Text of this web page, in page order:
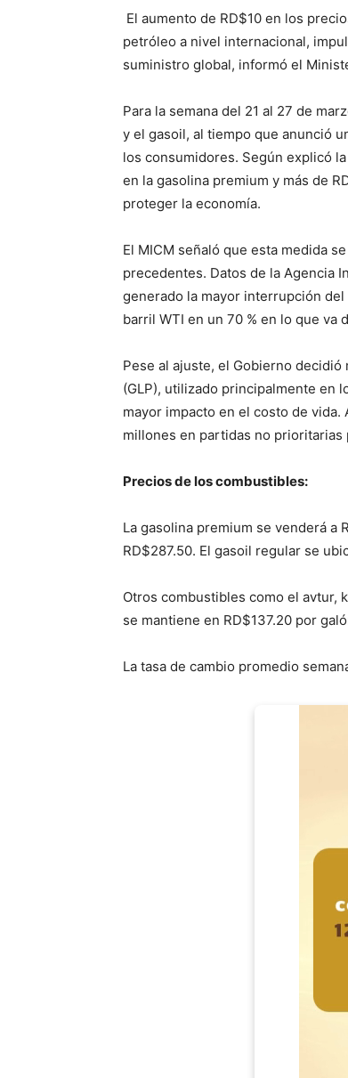
El aumento de RD$10 en los
petróleo a nivel internacional,
suministro global, informó el
Para la semana del 21 al 27 de
y el gasoil, al tiempo que anunció
los consumidores. Según explicó
en la gasolina premium y más de
proteger la economía.
El MICM señaló que esta medida
precedentes. Datos de la Agencia
generado la mayor interrupción
barril WTI en un 70 % en lo que va
Pese al ajuste, el Gobierno
(GLP), utilizado principalmente en
mayor impacto en el costo de
millones en partidas no
Precios de los combustibles:
La gasolina premium se venderá a
RD$287.50. El gasoil regular se
Otros combustibles como el avtur,
se mantiene en RD$137.20 por
La tasa de cambio promedio